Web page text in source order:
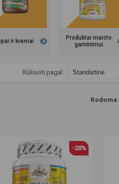
ir kremai
Produktai maisto
gaminimui
Rūšiuoti pagal:
Rodoma
-28%